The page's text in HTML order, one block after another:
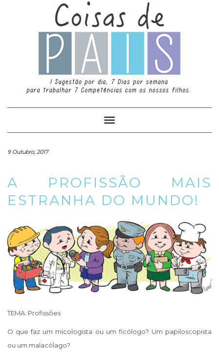
Toggle
Navigation
9 Outubro, 2017
A PROFISSÃO MAIS
ESTRANHA DO MUNDO!
TEMA: Profissões
O que faz um micologista ou um ficólogo? Um papiloscopista
ou um malacólago?